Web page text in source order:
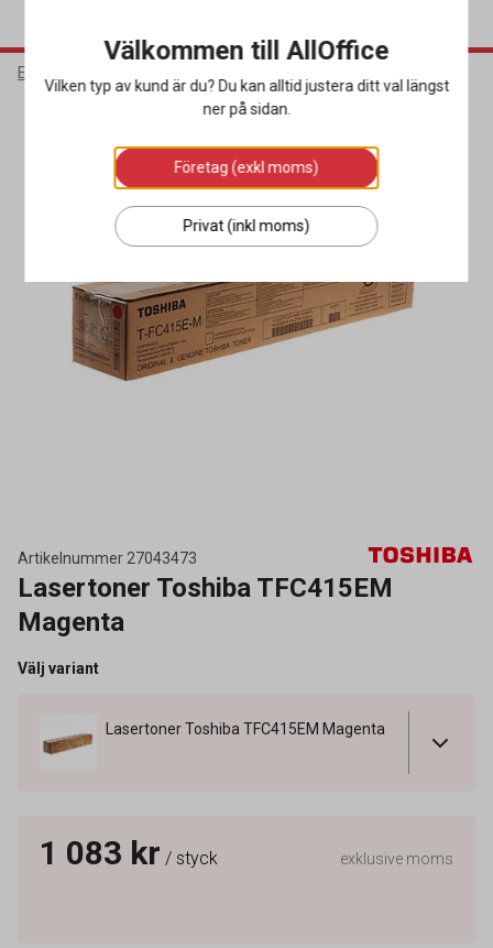
Elektronik
Artikelnummer 27043473
Lasertoner Toshiba TFC415EM
Magenta
Välj variant
Lasertoner Toshiba TFC415EM Magenta
1 083 kr / styck exklusive moms
Välkommen till AllOffice
Vilken typ av kund är du? Du kan alltid justera ditt val längst
ner på sidan.
Företag (exkl moms)
Privat (inkl moms)